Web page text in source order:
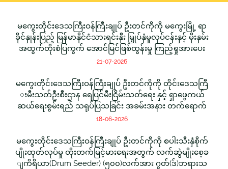
မကွေးတိုင်းဒေသကြီးဝန်ကြီးချုပ် ဦးတင်ကိုကို မကွေးမြို့ ရာ
ခိုင်နှုန်းပြည့် မြန်မာနိုင်ငံသားရင်းနှီး မြှုပ်နှံမှုလုပ်ငန်းနှင့် မိုးနှမ်း
အထွက်တိုးစံပြကွက် အောင်မြင်ဖြစ်ထွန်းမှု ကြည့်ရှုအားပေး
21-07-2026
မကွေးတိုင်းဒေသကြီးဝန်ကြီးချုပ် ဦးတင်ကိုကို တိုင်းဒေသကြီ
းမီးသတ်ဦးစီးဌာန ရေပြင်မီးငြိမ်းသတ်ရေး နှင့် ရှာဖွေကယ်
ဆယ်ရေးစွမ်းရည် သရုပ်ပြသခြင်း အခမ်းအနား တက်ရောက်
18-06-2026
မကွေးတိုင်းဒေသကြီးဝန်ကြီးချုပ် ဦးတင်ကိုကို စပါးသီးနှံစိုက်
ပျိုးထုတ်လုပ်မှု တိုးတက်မြင့်မားရေးအတွက် လက်ဆွဲမျိုးစေ့ခ
ျကိရိယာ(Drum Seeder) (၅၀၀)လက်အား ဂွတ်(ဒ်)ဘရားသ